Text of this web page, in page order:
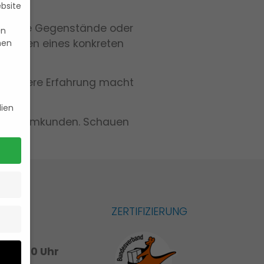
Gegenstände oder
eines konkreten
Unsere Erfahrung macht
Schauen
17:00 Uhr
ZERTIFIZIERUNG